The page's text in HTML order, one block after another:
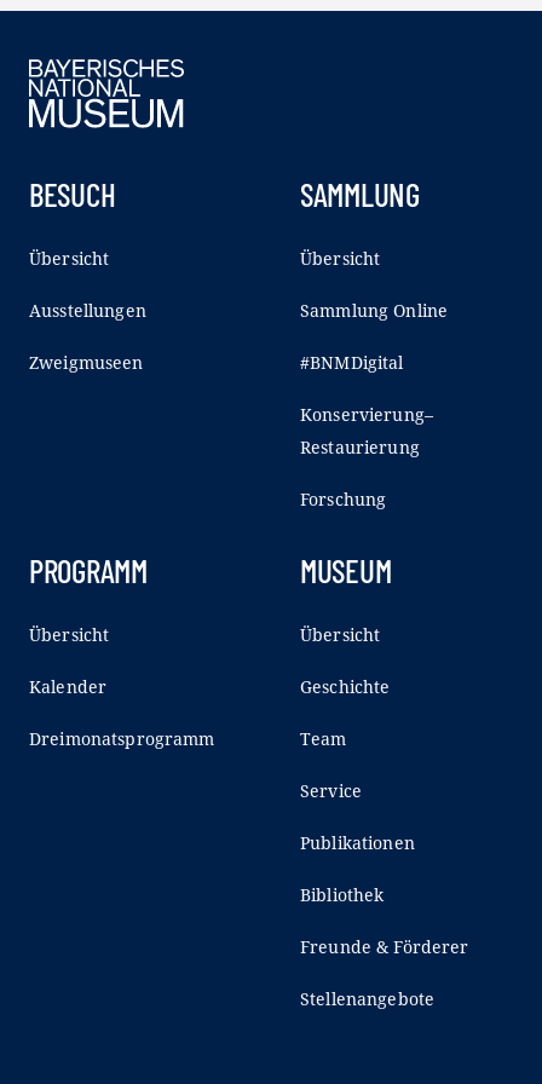
BESUCH
Übersicht
Ausstellungen
Zweigmuseen
SAMMLUNG
Übersicht
Sammlung Online
#BNMDigital
Konservierung–
Restaurierung
Forschung
PROGRAMM
Übersicht
Kalender
Dreimonatsprogramm
MUSEUM
Übersicht
Geschichte
Team
Service
Publikationen
Bibliothek
Freunde & Förderer
Stellenangebote